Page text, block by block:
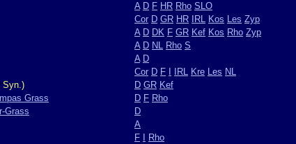
A D F HR Rho SLO
Cor D GR HR IRL Kos Les Zyp
A D DK F GR Kef Kos Rho Zyp
A D NL Rho S
A D
Cor D F IRL Kre Les NL
Syn.) D GR Kef
Grass D F Rho
Grass
D
A
F
Rho